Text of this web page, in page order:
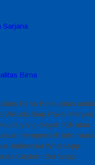
Sarjana
Bima
Bima Berkualitas untuk
Siap Pakai Menjadi
yang elegan Klik atau
memperoleh informasi
Indonesia WhatsApp :
Custom Berfungsi